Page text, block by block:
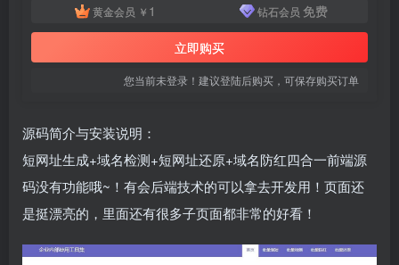
黄金会员 ￥ 1 钻石会员 免费
立即购买
您当前未登录！建议登陆后购买，可保存购买订单
源码简介与安装说明：
短网址生成+域名检测+短网址还原+域名防红四合一前端源
码没有功能哦~！有会后端技术的可以拿去开发用！页面还
是挺漂亮的，里面还有很多子页面都非常的好看！